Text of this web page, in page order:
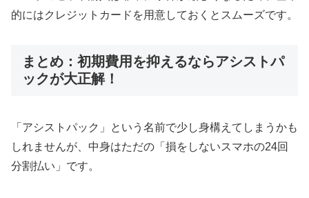
的にはクレジットカードを用意しておくとスムーズです。
まとめ：初期費用を抑えるならアシストパ
ックが大正解！
「アシストパック」という名前で少し身構えてしまうかも
しれませんが、中身はただの「損をしないスマホの24回
分割払い」です。